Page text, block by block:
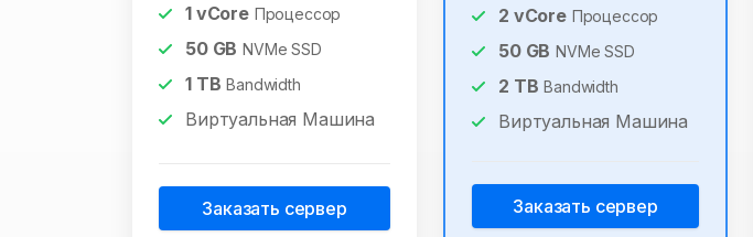
1vCore Процессор
50GB NVMe SSD
1TB Bandwidth
Виртуальная Машина
Заказать сервер
2 vCore Процессор
50GB NVMe SSD
2 TB Bandwidth
Виртуальная Машина
Заказать сервер